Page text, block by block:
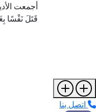
أجمعت
قَتَلَ نَفْسًا
اتصل بنا